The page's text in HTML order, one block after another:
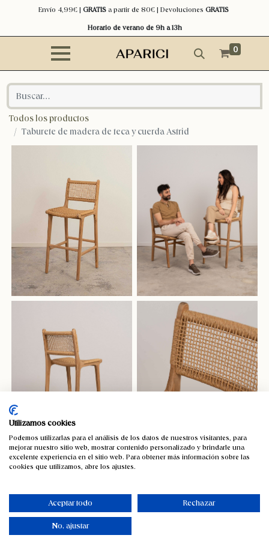
Envío 4,99€ | GRATISa partir de 80€ | Devoluciones GRATIS
Horario de verano de 9h a 13h
0
Todos los productos
Taburete de madera de teca y cuerda Astrid
Utilizamos cookies
Podemos utilizarlas para el análisis de los datos de nuestros visitantes, para
mejorar nuestro sitio web, mostrar contenido personalizado y brindarle una
excelente experiencia en el sitio web. Para obtener más información sobre las
cookies que utilizamos, abre los ajustes.
Aceptar todo Rechazar
No, ajustar